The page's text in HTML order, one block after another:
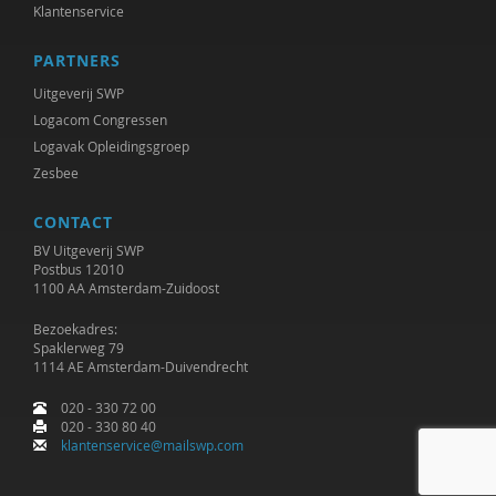
Klantenservice
PARTNERS
Uitgeverij SWP
Logacom Congressen
Logavak Opleidingsgroep
Zesbee
CONTACT
BV Uitgeverij SWP
Postbus 12010
1100 AA Amsterdam-Zuidoost
Bezoekadres:
Spaklerweg 79
1114 AE Amsterdam-Duivendrecht
020 - 330 72 00
020 - 330 80 40
klantenservice@mailswp.com